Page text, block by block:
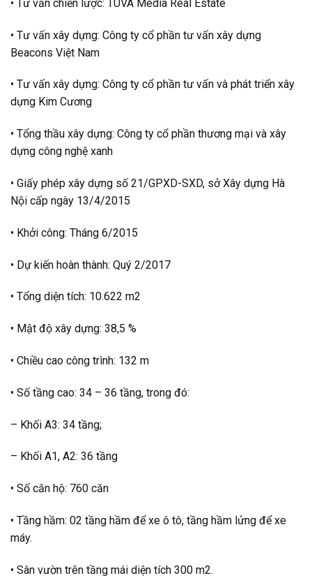
• Tư vấn chiến lược: TUVA Media Real Estate
• Tư vấn xây dựng: Công ty cổ phần tư vấn xây dựng
Beacons Việt Nam
• Tư vấn xây dựng: Công ty cổ phần tư vấn và phát triển xây
dựng Kim Cương
• Tổng thầu xây dựng: Công ty cổ phần thương mại và xây
dựng công nghệ xanh
• Giấy phép xây dựng số 21/GPXD-SXD, sở Xây dựng Hà
Nội cấp ngày 13/4/2015
• Khởi công: Tháng 6/2015
• Dự kiến hoàn thành: Quý 2/2017
• Tổng diện tích: 10.622 m2
• Mật độ xây dựng: 38,5 %
• Chiều cao công trình: 132 m
• Số tầng cao: 34 – 36 tầng, trong đó:
– Khối A3: 34 tầng;
– Khối A1, A2: 36 tầng
• Số căn hộ: 760 căn
• Tầng hầm: 02 tầng hầm để xe ô tô, tầng hầm lửng để xe
máy.
• Sân vườn trên tầng mái diện tích 300 m2.